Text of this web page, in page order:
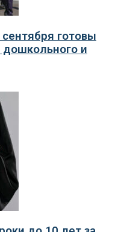
готовы
и